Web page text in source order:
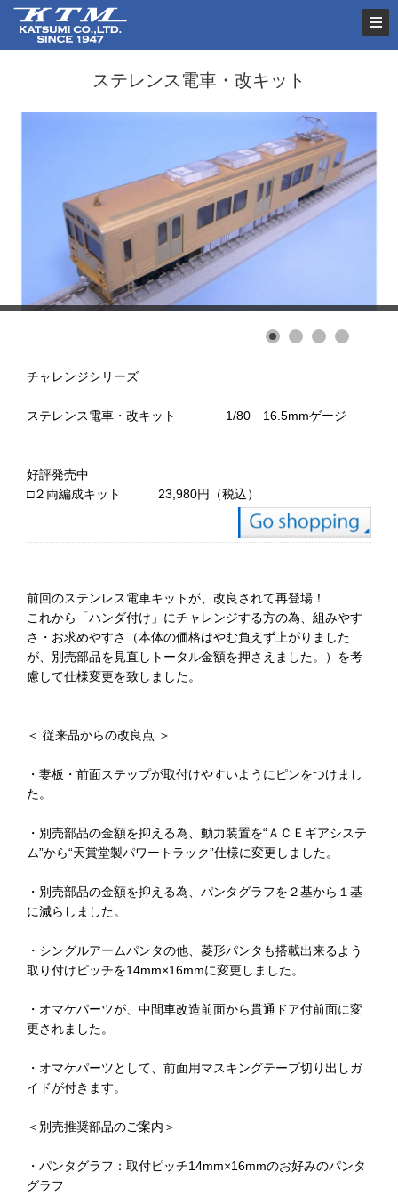
ステレンス電車・改キット
チャレンジシリーズ
ステレンス電車・改キット 1/80 16.5mmゲージ
好評発売中
□２両編成キット 23,980円（税込）
前回のステンレス電車キットが、改良されて再登場！
これから「ハンダ付け」にチャレンジする方の為、組みやす
さ・お求めやすさ（本体の価格はやむ負えず上がりました
が、別売部品を見直しトータル金額を押さえました。）を考
慮して仕様変更を致しました。
＜ 従来品からの改良点 ＞
・妻板・前面ステップが取付けやすいようにピンをつけまし
た。
・別売部品の金額を抑える為、動力装置を“ＡＣＥギアシステ
ム”から“天賞堂製パワートラック”仕様に変更しました。
・別売部品の金額を抑える為、パンタグラフを２基から１基
に減らしました。
・シングルアームパンタの他、菱形パンタも搭載出来るよう
取り付けピッチを14mm×16mmに変更しました。
・オマケパーツが、中間車改造前面から貫通ドア付前面に変
更されました。
・オマケパーツとして、前面用マスキングテープ切り出しガ
イドが付きます。
＜別売推奨部品のご案内＞
・パンタグラフ：取付ピッチ14mm×16mmのお好みのパンタ
グラフ